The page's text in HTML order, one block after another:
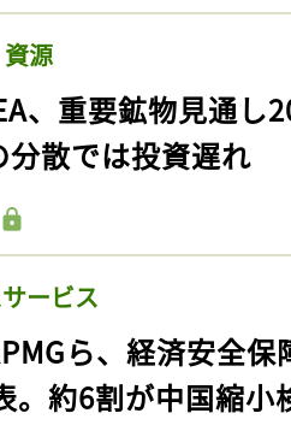
源
、重要鉱物見通
分散では投資遅れ
ービス
ら、経済安全
。約6割が中国縮小
お気に入りに